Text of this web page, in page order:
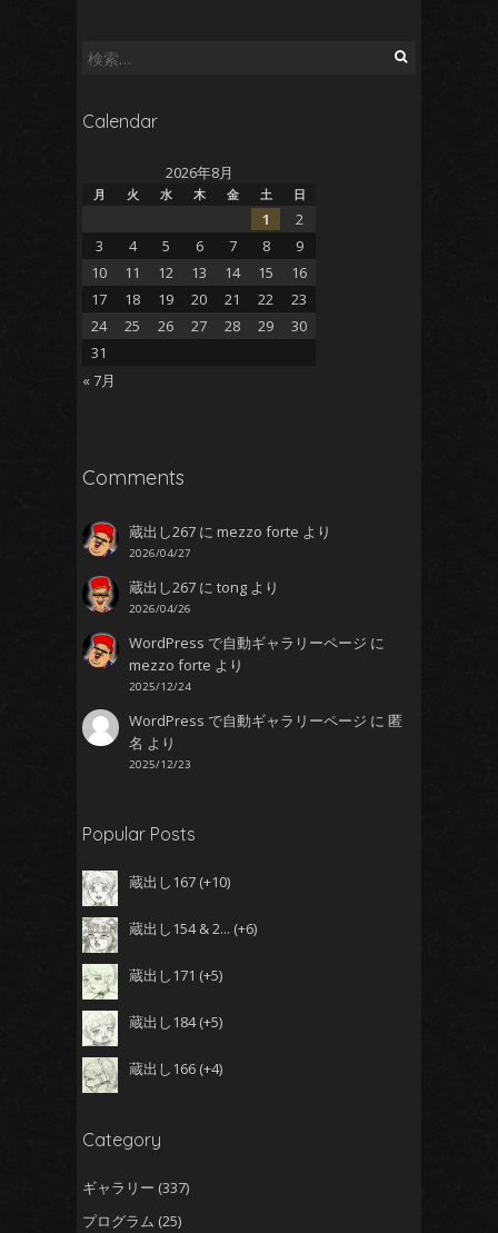
検
Calendar
2026年8月
月 火 水 木 金 土 日
1
2
3
4 5 6 7 8
9
10
11 12 13 14 15
16
17
18 19 20 21 22
23
24
25 26 27 28 29
30
31
« 7月
Comments
蔵出し267 にmezzo forte より
2026/04/27
蔵出し267 にtong より
2026/04/26
WordPress で自動ギャラリーページ に
mezzo forte より
2025/12/24
WordPress で自動ギャラリーページ に匿
名 より
2025/12/23
Popular Posts
蔵出し167 +10
蔵出し154 & 2... +6
蔵出し171 +5
蔵出し184 +5
蔵出し166 +4
Category
ギャラリー (337)
プログラム (25)